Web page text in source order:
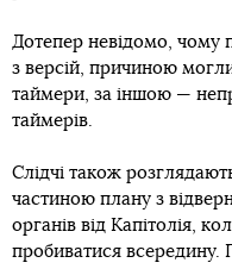
Дотепер невідомо, чому
з версій, причиною
таймери, за іншою —
таймерів.
Слідчі також
частиною плану з
органів від Капітолія,
пробиватися всередину.